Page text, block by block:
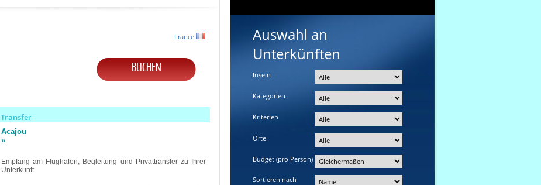
France
BUCHEN
Transfer
Acajou
»
Empfang am Flughafen, Begleitung und Privattransfer zu Ihrer
Unterkunft
Auswahl an
Unterkünften
Inseln
Kategorien
Kriterien
Orte
Budget (pro Person)
Sortieren nach